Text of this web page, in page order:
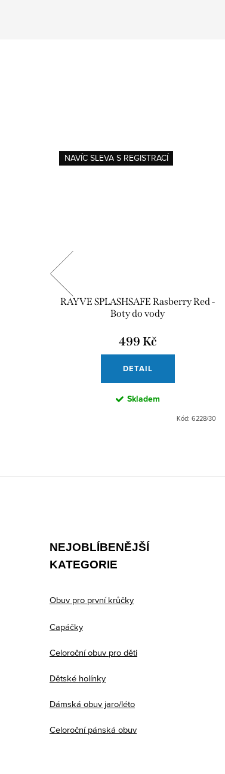
NAVÍC SLEVA S REGISTRACÍ
RAYVE SPLASHSAFE Rasberry Red -
Boty do vody
499 Kč
DETAIL
Skladem
Kód: 6228/30
NEJOBLÍBENĚJŠÍ
KATEGORIE
Obuv pro první krůčky
Capáčky
Celoroční obuv pro děti
Dětské holínky
Dámská obuv jaro/léto
Celoroční pánská obuv